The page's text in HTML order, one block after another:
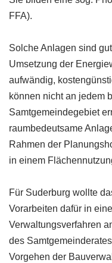
FFA).
Solche Anlagen sind
Umsetzung der
aufwändig,
können nicht an jedem
Samtgemeindegebiet
raumbedeutsame
Rahmen der
in einem
Für Suderburg wollte
Vorarbeiten dafür in
Verwaltungsverfahren
des
Vorgehen der